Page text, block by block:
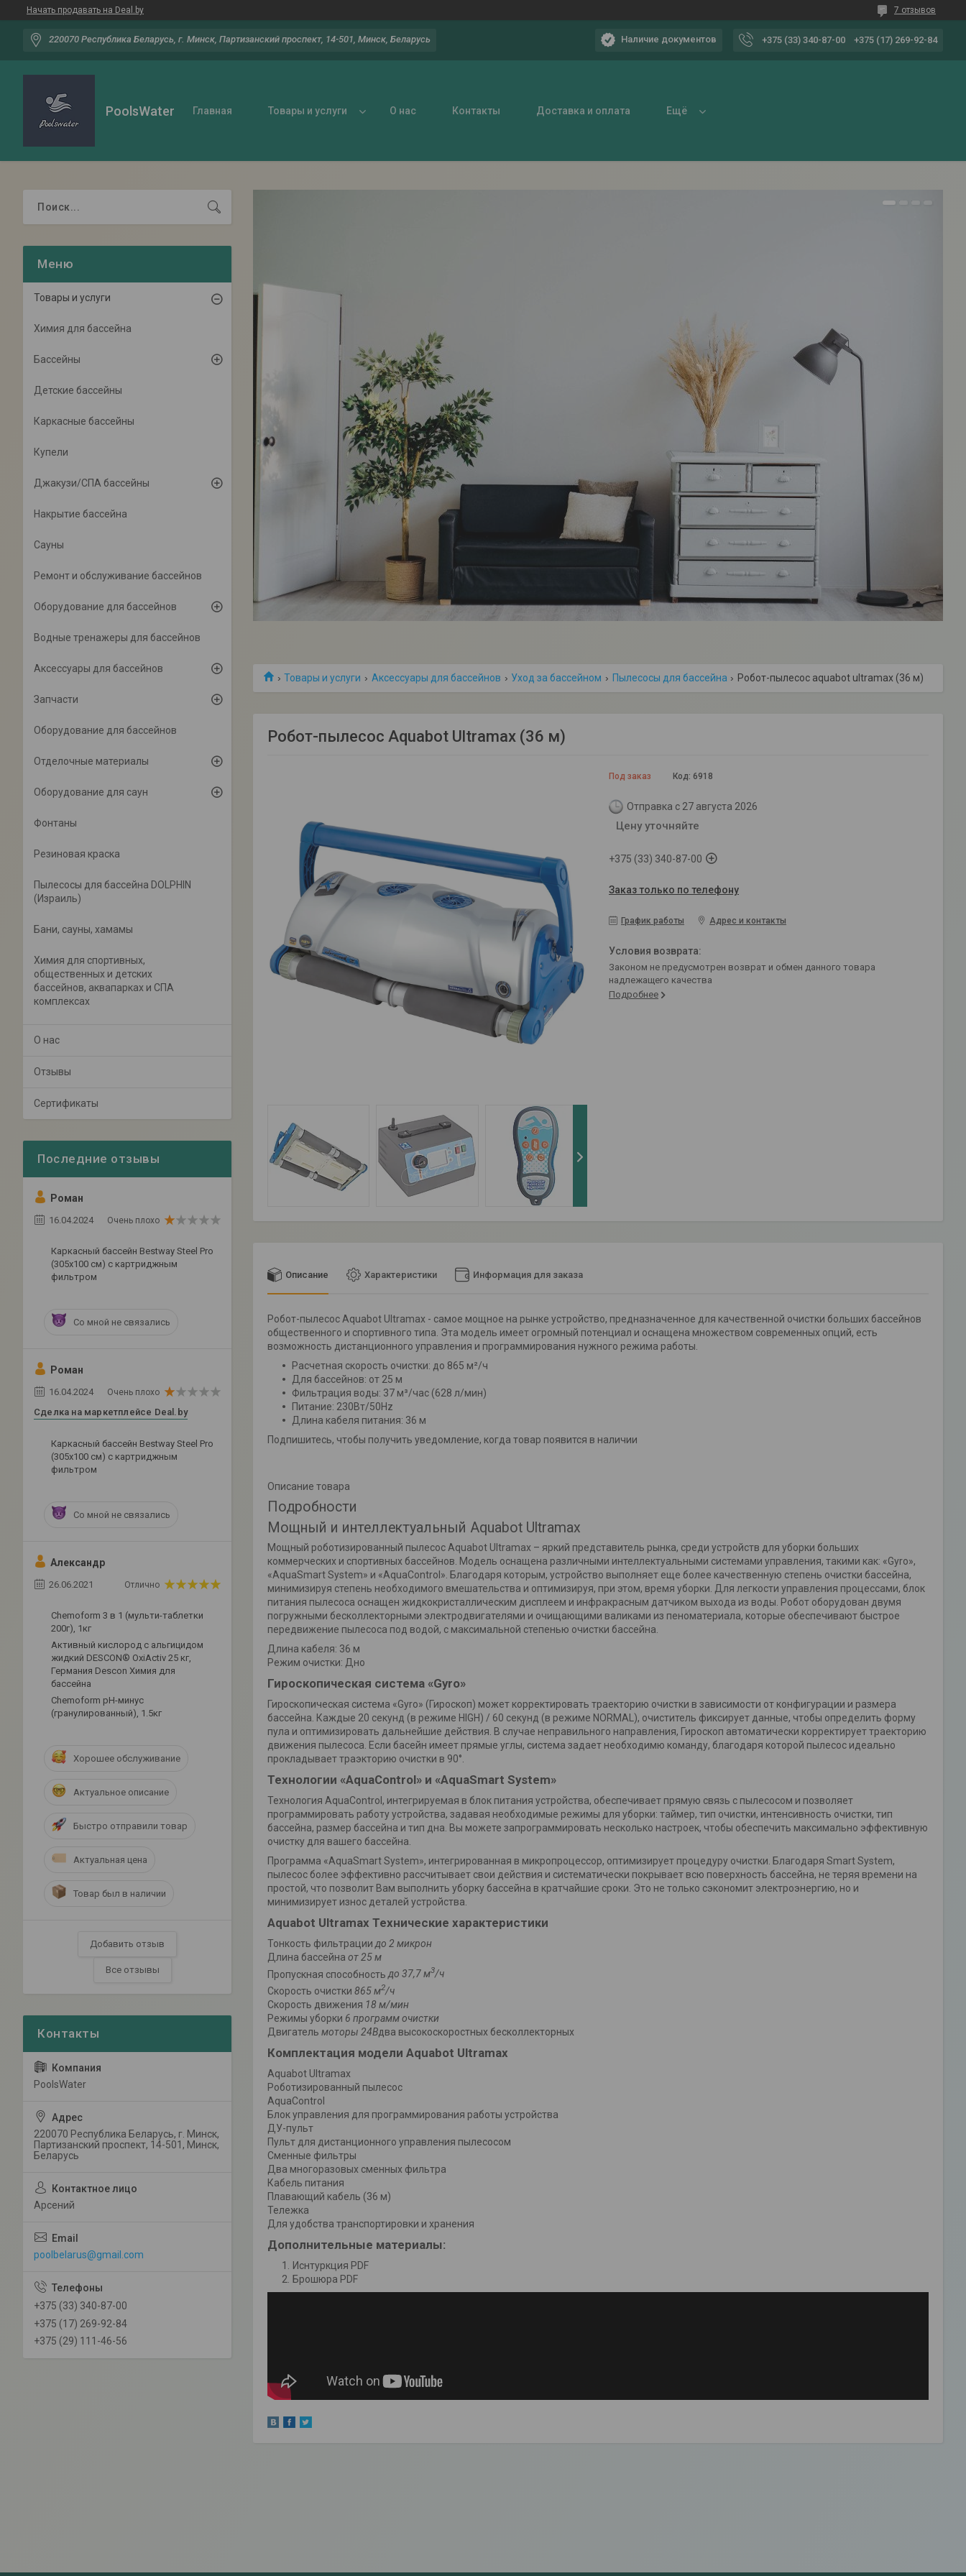
Начать продавать на Deal.by 7 отзывов
220070 Республика Беларусь, г. Минск, Партизанский проспект, 14-501, Минск, Беларусь Наличие документов +375 (33) 340-87-00 +375 (17) 269-92-84
PoolsWater Главная Товары и услуги О нас Контакты Доставка и оплата Ещё
Товары и услуги Аксессуары для бассейнов Уход за бассейном Пылесосы для бассейна Робот-пылесоc aquabot ultramax (36 м)
Робот-пылесоc Aquabot Ultramax (36 м)
Под заказ Код: 6918
Отправка с 27 августа 2026
Цену уточняйте
+375 (33) 340-87-00
Заказ только по телефону
График работы Адрес и контакты
Законом не предусмотрен возврат и обмен данного товара
надлежащего качества
Подробнее
Описание Характеристики Информация для заказа
Робот-пылесоc Aquabot Ultramax - самое мощное на рынке устройство, предназначенное для качественной очистки больших бассейнов
общественного и спортивного типа. Эта модель имеет огромный потенциал и оснащена множеством современных опций, есть
возможность дистанционного управления и программирования нужного режима работы.
Расчетная скорость очистки: до 865 м²/ч
Для бассейнов: от 25 м
Фильтрация воды: 37 м³/час (628 л/мин)
Питание: 230Вт/50Hz
Длина кабеля питания: 36 м
Подпишитесь, чтобы получить уведомление, когда товар появится в наличии
Описание товара
Подробности
Мощный и интеллектуальный Aquabot Ultramax
Мощный роботизированный пылесос Aquabot Ultramax – яркий представитель рынка, среди устройств для уборки больших
коммерческих и спортивных бассейнов. Модель оснащена различными интеллектуальными системами управления, такими как: «Gyro»,
«AquaSmart System» и «AquaControl». Благодаря которым, устройство выполняет еще более качественную степень очистки бассейна,
минимизируя степень необходимого вмешательства и оптимизируя, при этом, время уборки. Для легкости управления процессами, блок
питания пылесоса оснащен жидкокристаллическим дисплеем и инфракрасным датчиком выхода из воды. Робот оборудован двумя
погружными бесколлекторными электродвигателями и очищающими валиками из пеноматериала, которые обеспечивают быстрое
передвижение пылесоса под водой, с максимальной степенью очистки бассейна.
Длина кабеля: 36 м
Режим очистки: Дно
Гироскопическая система «Gyro»
Гироскопическая система «Gyro» (Гироскоп) может корректировать траекторию очистки в зависимости от конфигурации и размера
бассейна. Каждые 20 секунд (в режиме HIGH) / 60 секунд (в режиме NORMAL), очиститель фиксирует данные, чтобы определить форму
пула и оптимизировать дальнейшие действия. В случае неправильного направления, Гироскоп автоматически корректирует траекторию
движения пылесоса. Если басейн имеет прямые углы, система задает необходимю команду, благодаря которой пылесос идеально
прокладывает траэкторию очистки в 90°.
Технологии «AquaControl» и «AquaSmart System»
Технология AquaControl, интегрируемая в блок питания устройства, обеспечивает прямую связь с пылесосом и позволяет
программировать работу устройства, задавая необходимые режимы для уборки: таймер, тип очистки, интенсивность очистки, тип
бассейна, размер бассейна и тип дна. Вы можете запрограммировать несколько настроек, чтобы обеспечить максимально эффективную
очистку для вашего бассейна.
Программа «AquaSmart System», интегрированная в микропроцессор, оптимизирует процедуру очистки. Благодаря Smart System,
пылесос более эффективно рассчитывает свои действия и систематически покрывает всю поверхность бассейна, не теряя времени на
простой, что позволит Вам выполнить уборку бассейна в кратчайшие сроки. Это не только сэкономит электроэнергию, но и
минимизирует износ деталей устройства.
Aquabot Ultramax Технические характеристики
Тонкость фильтрации до 2 микрон
Длина бассейна от 25 м
Пропускная способностьдо 37,7 м3/ч
Скорость очистки 865 м2/ч
Скорость движения 18 м/мин
Режимы уборки 6 программ очистки
Двигатель моторы 24Вдва высокоскоростных бесколлекторных
Комплектация модели Aquabot Ultramax
Aquabot Ultramax
Роботизированный пылесос
AquaControl
Блок управления для программирования работы устройства
ДУ-пульт
Пульт для дистанционного управления пылесосом
Сменные фильтры
Два многоразовых сменных фильтра
Кабель питания
Плавающий кабель (36 м)
Тележка
Для удобства транспортировки и хранения
Дополнительные материалы:
Иснтуркция PDF
Брошюра PDF
Товары и услуги
Химия для бассейна
Бассейны
Детские бассейны
Каркасные бассейны
Купели
Джакузи/СПА бассейны
Накрытие бассейна
Сауны
Ремонт и обслуживание бассейнов
Оборудование для бассейнов
Водные тренажеры для бассейнов
Аксессуары для бассейнов
Запчасти
Оборудование для бассейнов
Отделочные материалы
Оборудование для саун
Фонтаны
Резиновая краска
Пылесосы для бассейна DOLPHIN
(Израиль)
Бани, сауны, хамамы
Химия для спортивных,
общественных и детских
бассейнов, аквапарках и СПА
комплексах
О нас
Отзывы
Сертификаты
Роман
16.04.2024 Очень плохо
Каркасный бассейн Bestway Steel Pro
(305х100 см) с картриджным
фильтром
Со мной не связались
Роман
16.04.2024 Очень плохо
Сделка на маркетплейсе Deal.by
Каркасный бассейн Bestway Steel Pro
(305х100 см) с картриджным
фильтром
Со мной не связались
Александр
26.06.2021 Отлично
Chemoform 3 в 1 (мульти-таблетки
200г), 1кг
Активный кислород с альгицидом
жидкий DESCON® OxiActiv 25 кг,
Германия Descon Химия для
бассейна
Сhemoform рН-минус
(гранулированный), 1.5кг
Хорошее обслуживание
Актуальное описание
Быстро отправили товар
Актуальная цена
Товар был в наличии
Добавить отзыв
Все отзывы
PoolsWater
220070 Республика Беларусь, г. Минск,
Партизанский проспект, 14-501, Минск,
Беларусь
Арсений
poolbelarus@gmail.com
+375 (33) 340-87-00
+375 (17) 269-92-84
+375 (29) 111-46-56